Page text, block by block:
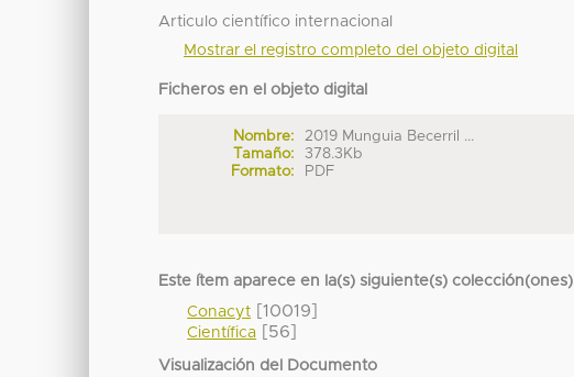
Articulo científico internacional
Mostrar el registro completo del objeto digital
Ficheros en el objeto digital
Nombre:
2019 Munguia Becerril ...
Tamaño:
378.3Kb
Formato:
PDF
Este ítem aparece en la(s) siguiente(s) colección(ones)
Conacyt [10019]
Científica [56]
Visualización del Documento